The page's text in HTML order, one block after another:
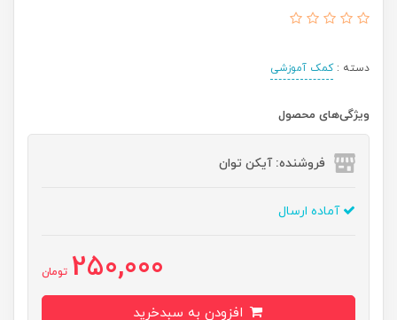
دسته :کمک آموزشی
ویژگی‌های محصول
فروشنده: آیکن توان
آماده ارسال
250,000 تومان